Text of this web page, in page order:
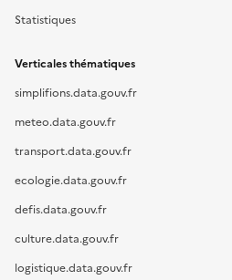
Statistiques
Verticales thématiques
simplifions.data.gouv.fr
meteo.data.gouv.fr
transport.data.gouv.fr
ecologie.data.gouv.fr
defis.data.gouv.fr
culture.data.gouv.fr
logistique.data.gouv.fr